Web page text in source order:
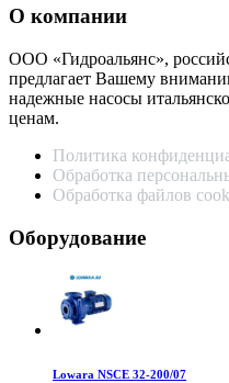
О компании
ООО «Гидроальянс»,
предлагает Вашему
надежные насосы
ценам.
Политика
Обработка
Обработка файлов
Оборудование
Lowara NSCE 32-200/07